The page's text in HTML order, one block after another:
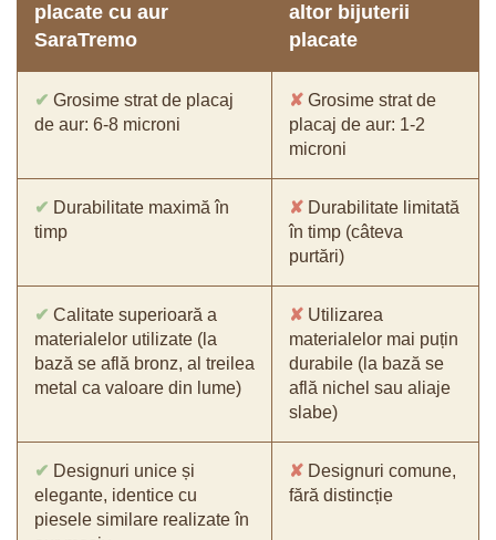
placate cu aur
SaraTremo
altor bijuterii
placate
✔ Grosime strat de placaj
de aur: 6-8 microni
✘ Grosime strat de
placaj de aur: 1-2
microni
✔ Durabilitate maximă în
timp
✘ Durabilitate limitată
în timp (câteva
purtări)
✔ Calitate superioară a
materialelor utilizate (la
bază se află bronz, al treilea
metal ca valoare din lume)
✘ Utilizarea
materialelor mai puțin
durabile (la bază se
află nichel sau aliaje
slabe)
✔ Designuri unice și
elegante, identice cu
piesele similare realizate în
✘ Designuri comune,
fără distincție